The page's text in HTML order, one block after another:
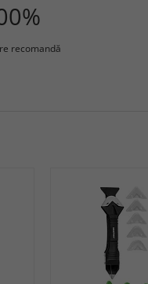
recomandă